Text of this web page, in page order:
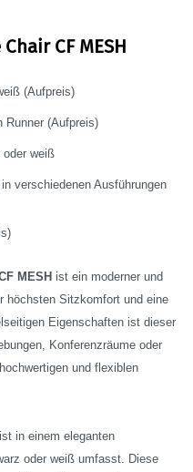
CF MESH
(Aufpreis)
Runner (Aufpreis)
oder weiß
verschiedenen Ausführungen
MESH ist ein moderner und
höchsten Sitzkomfort und eine
Eigenschaften ist dieser
Konferenzräume oder
und flexiblen
ist in einem eleganten
oder weiß umfasst. Diese